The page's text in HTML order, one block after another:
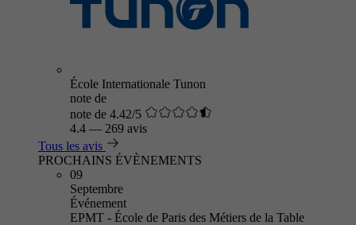
École Internationale Tunon
note de
note de 4.42/5
4.4 — 269 avis
Tous les avis
PROCHAINS ÉVÈNEMENTS
09
Septembre
Événement
EPMT - École de Paris des Métiers de la Table